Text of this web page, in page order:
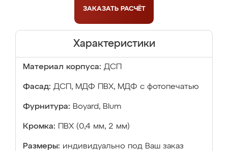
ЗАКАЗАТЬ РАСЧЁТ
Характеристики
Материал корпуса: ДСП
Фасад: ДСП, МДФ ПВХ, МДФ с фотопечатью
Фурнитура: Boyard, Blum
Кромка: ПВХ (0,4 мм, 2 мм)
Размеры: индивидуально под Ваш заказ